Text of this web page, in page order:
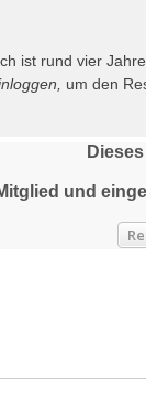
ist rund vier
um den
und